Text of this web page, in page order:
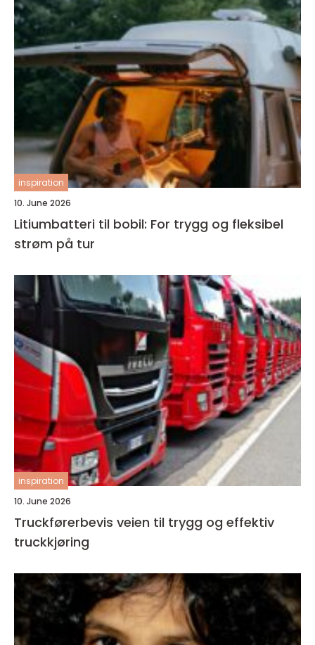
inspiration
10. June 2026
Litiumbatteri til bobil: For trygg og fleksibel
strøm på tur
inspiration
10. June 2026
Truckførerbevis veien til trygg og effektiv
truckkjøring